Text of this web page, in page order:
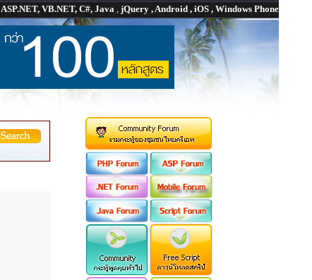
ASP.NET, VB.NET, C#, Java , jQuery , Android , iOS , Windows Phone